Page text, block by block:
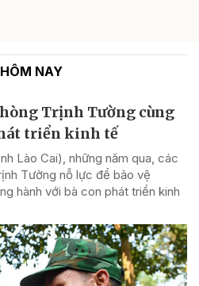
NAY
Trịnh Tường cùng
triển kinh tế
Lào Cai), những năm qua, các
Tường nỗ lực để bảo vệ
hành với bà con phát triển kinh